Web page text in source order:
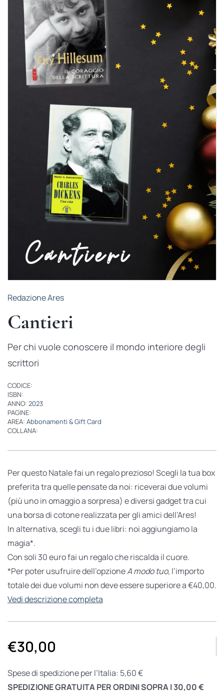
BIOGRAFIE
ATTUALITÀ
Redazione Ares
Cantieri
Per chi vuole conoscere il mondo interiore degli
scrittori
CODICE:
ISBN:
ANNO: 2023
PAGINE:
AREA: Abbonamenti & Gift Card
COLLANA:
Per questo Natale fai un regalo prezioso! Scegli la tua box
preferita tra quelle pensate da noi: riceverai due volumi
(più uno in omaggio a sorpresa) e diversi gadget tra cui
una borsa di cotone realizzata per gli amici dell’Ares!
In alternativa, scegli tu i due libri: noi aggiungiamo la
magia*.
Con soli 30 euro fai un regalo che riscalda il cuore.
*Per poter usufruire dell’opzioneA modo tuo, l’importo
totale dei due volumi non deve essere superiore a €40,00.
Vedi descrizione completa
€30,00
Spese di spedizione per l’Italia: 5,60 €
SPEDIZIONE GRATUITA PER ORDINI SOPRA I 30,00 €